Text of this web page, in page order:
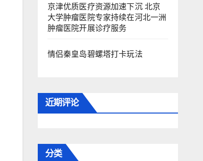
京津优质医疗资源加速下沉 北京
大学肿瘤医院专家持续在河北一洲
肿瘤医院开展诊疗服务
情侣秦皇岛碧螺塔打卡玩法
近期评论
分类